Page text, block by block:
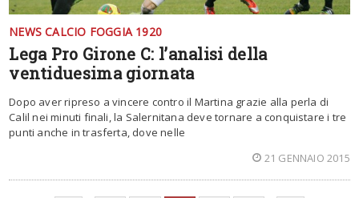
NEWS CALCIO FOGGIA 1920
Lega Pro Girone C: l’analisi della
ventiduesima giornata
Dopo aver ripreso a vincere contro il Martina grazie alla perla di
Calil nei minuti finali, la Salernitana deve tornare a conquistare i tre
punti anche in trasferta, dove nelle
21 GENNAIO 2015